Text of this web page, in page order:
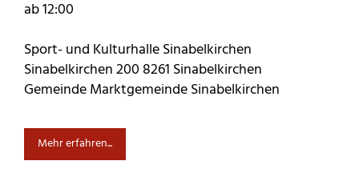
ab 12:00
Sport- und Kulturhalle Sinabelkirchen
Sinabelkirchen 200 8261 Sinabelkirchen
Gemeinde Marktgemeinde Sinabelkirchen
Mehr erfahren...